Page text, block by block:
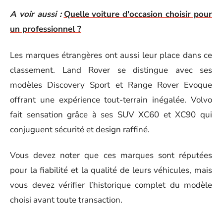
A voir aussi : Quelle voiture d'occasion choisir pour
un professionnel ?
Les marques étrangères ont aussi leur place dans ce
classement. Land Rover se distingue avec ses
modèles Discovery Sport et Range Rover Evoque
offrant une expérience tout-terrain inégalée. Volvo
fait sensation grâce à ses SUV XC60 et XC90 qui
conjuguent sécurité et design raffiné.
Vous devez noter que ces marques sont réputées
pour la fiabilité et la qualité de leurs véhicules, mais
vous devez vérifier l’historique complet du modèle
choisi avant toute transaction.